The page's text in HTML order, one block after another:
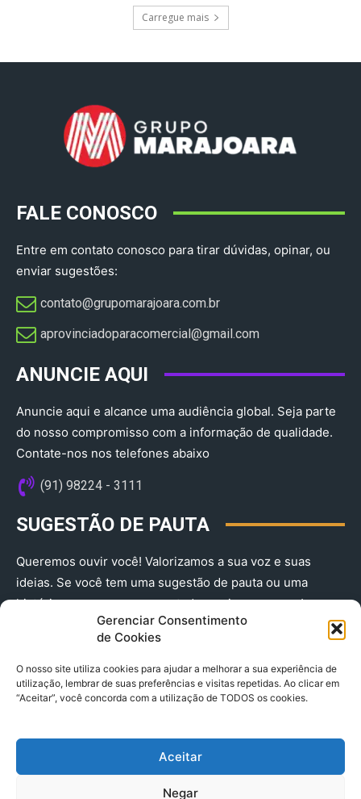
Gerenciar Consentimento
de Cookies
O nosso site utiliza cookies para ajudar a melhorar a sua experiência de
utilização, lembrar de suas preferências e visitas repetidas. Ao clicar em
“Aceitar”, você concorda com a utilização de TODOS os cookies.
Aceitar
Negar
Carregue mais
FALE CONOSCO
Entre em contato conosco para tirar dúvidas, opinar, ou
enviar sugestões:
contato@grupomarajoara.com.br
aprovinciadoparacomercial@gmail.com​
ANUNCIE AQUI
Anuncie aqui e alcance uma audiência global. Seja parte
do nosso compromisso com a informação de qualidade.
Contate-nos nos telefones abaixo
(91) 98224 - 3111
SUGESTÃO DE PAUTA
Queremos ouvir você! Valorizamos a sua voz e suas
ideias. Se você tem uma sugestão de pauta ou uma
história que merece ser contada, envie-nos agora!
(91) 98224 - 3111
© 2025 A Província do Pará CNPJ: 04.901.141/0001-36 End .
Trav. Quintino Bocaiuva 2301, Ed. Rogério Fernandez – Sala